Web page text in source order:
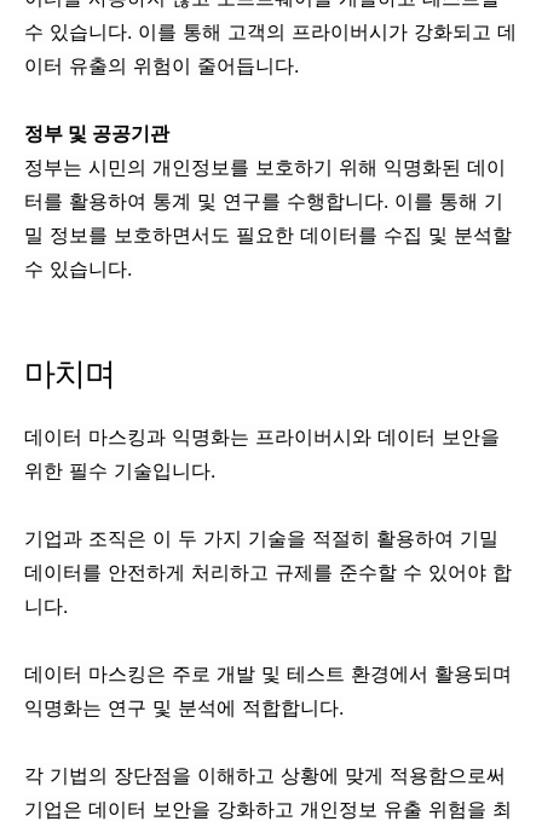
수 있습니다. 이를 통해 고객의 프라이버시가 강화되고 데
이터 유출의 위험이 줄어듭니다.
정부 및 공공기관
정부는 시민의 개인정보를 보호하기 위해 익명화된 데이
터를 활용하여 통계 및 연구를 수행합니다. 이를 통해 기
밀 정보를 보호하면서도 필요한 데이터를 수집 및 분석할
수 있습니다.
마치며
데이터 마스킹과 익명화는 프라이버시와 데이터 보안을
위한 필수 기술입니다.
기업과 조직은 이 두 가지 기술을 적절히 활용하여 기밀
데이터를 안전하게 처리하고 규제를 준수할 수 있어야 합
니다.
데이터 마스킹은 주로 개발 및 테스트 환경에서 활용되며
익명화는 연구 및 분석에 적합합니다.
각 기법의 장단점을 이해하고 상황에 맞게 적용함으로써
기업은 데이터 보안을 강화하고 개인정보 유출 위험을 최